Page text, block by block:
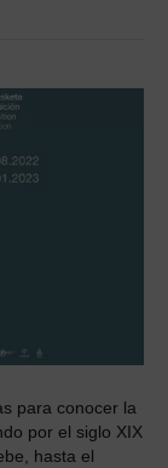
para conocer la
por el siglo XIX
hasta el